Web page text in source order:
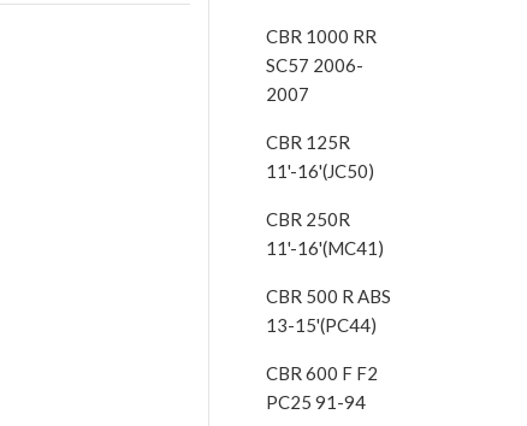
CBR 1000 RR
SC57 2006-
2007
CBR 125R
11'-16'(JC50)
CBR 250R
11'-16'(MC41)
CBR 500 R ABS
13-15'(PC44)
CBR 600 F F2
PC25 91-94